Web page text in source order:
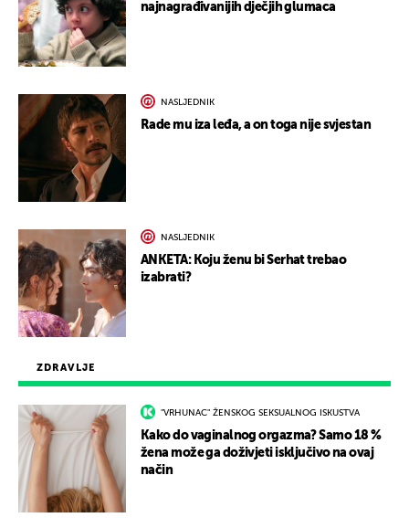
ZDRAVLJE
"VRHUNAC" ŽENSKOG SEKSUALNOG ISKUSTVA
Kako do vaginalnog orgazma? Samo 18 %
žena može ga doživjeti isključivo na ovaj
način
najnagrađivanijih dječjih glumaca
NASLJEDNIK
Rade mu iza leđa, a on toga nije svjestan
NASLJEDNIK
ANKETA: Koju ženu bi Serhat trebao
izabrati?